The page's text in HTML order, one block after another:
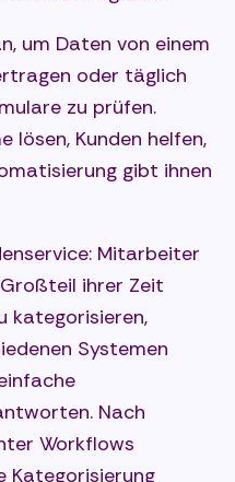
um Daten von einem
oder täglich
zu prüfen.
lösen, Kunden helfen,
gibt ihnen
Mitarbeiter
ihrer Zeit
kategorisieren,
Systemen
Nach
Workflows
Kategorisierung